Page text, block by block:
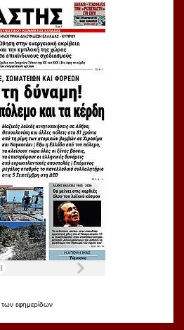
των εφημερίδων